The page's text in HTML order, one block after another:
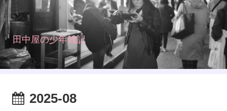
田中屋の少年雑記
2025-08